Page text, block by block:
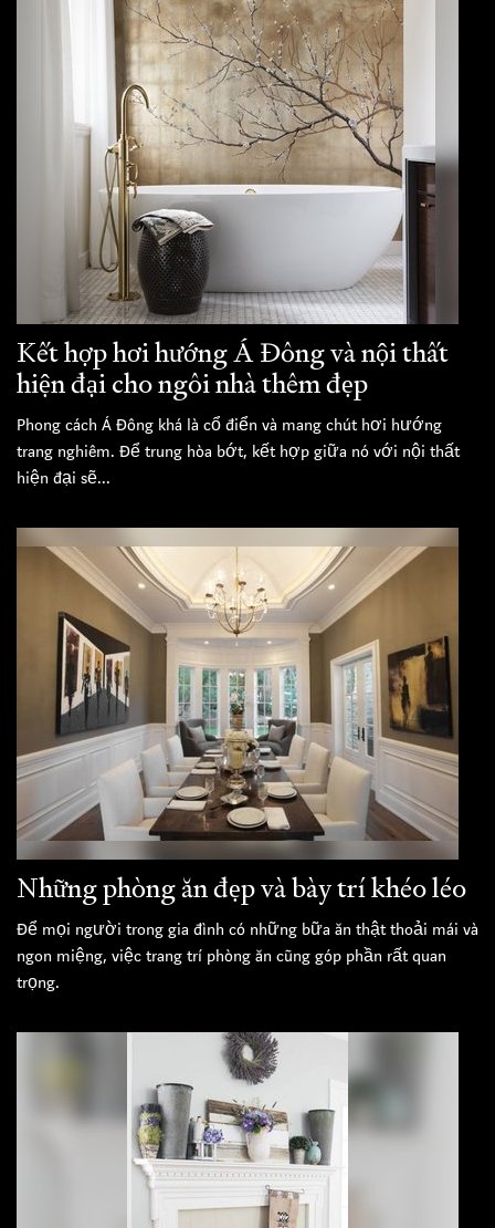
Kết hợp hơi hướng Á Đông và nội thất
hiện đại cho ngôi nhà thêm đẹp
Phong cách Á Đông khá là cổ điển và mang chút hơi hướng
trang nghiêm. Để trung hòa bớt, kết hợp giữa nó với nội thất
hiện đại sẽ...
Những phòng ăn đẹp và bày trí khéo léo
Để mọi người trong gia đình có những bữa ăn thật thoải mái và
ngon miệng, việc trang trí phòng ăn cũng góp phần rất quan
trọng.